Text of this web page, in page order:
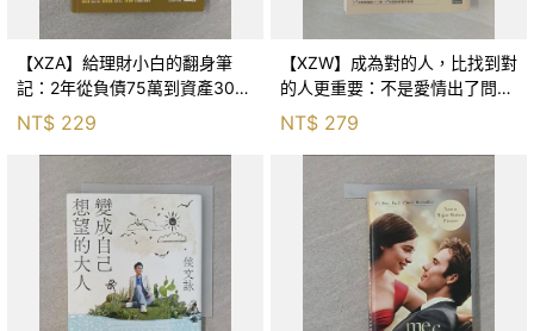
【XZA】給理財小白的翻身筆
記：2年從負債75萬到資產300
萬，ETF讓我走在財務自由路上_
鐵蛋
NT$ 229
【XZW】成為對的人，比找到對
的人更重要：不是愛情出了問
題，而是認知需要升級！_Mr. P
NT$ 279